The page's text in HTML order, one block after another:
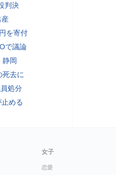
判決
産
を寄付
で議論
静岡
死去に
処分
める
女子
恋愛